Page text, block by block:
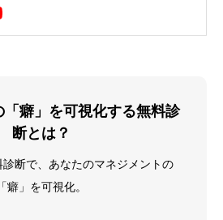
ドイツ・シンガポールに9年間駐
。Harvard Business School
for Leadership Development
（2019年）。その後、独立し、中小
診断士として数多くの企業経営の現
「癖」を可視化する無料診
断とは？
断で、あなたのマネジメントの
「癖」を可視化。